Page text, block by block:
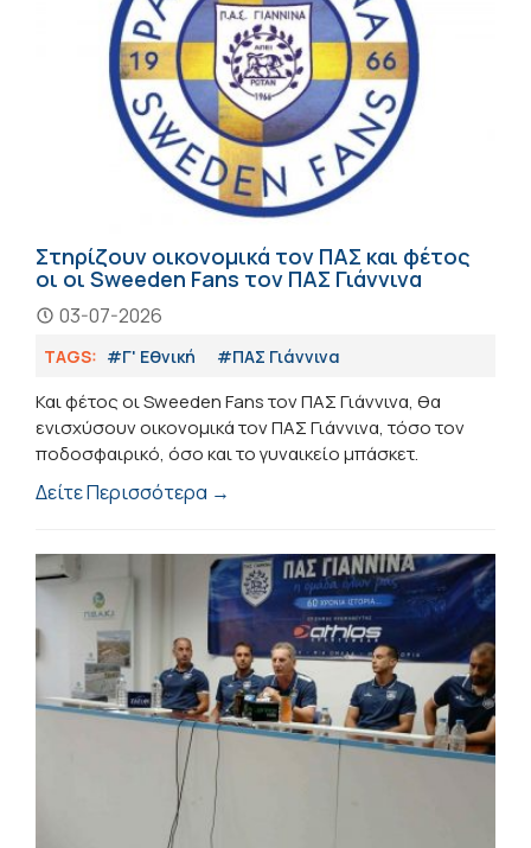
Στηρίζουν οικονομικά τον ΠΑΣ και φέτος
οι οι Sweeden Fans τον ΠΑΣ Γιάννινα
03-07-2026
TAGS: #Γ' Εθνική #ΠΑΣ Γιάννινα
Και φέτος οι Sweeden Fans τον ΠΑΣ Γιάννινα, θα
ενισχύσουν οικονομικά τον ΠΑΣ Γιάννινα, τόσο τον
ποδοσφαιρικό, όσο και το γυναικείο μπάσκετ.
Δείτε Περισσότερα →